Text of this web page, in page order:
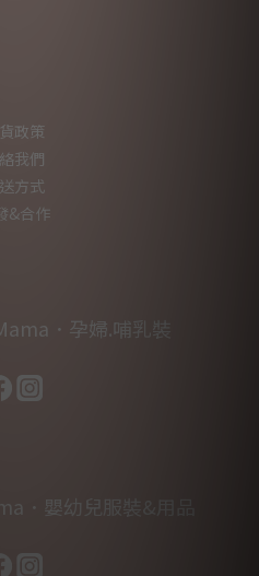
政策
我們
方式
&合作
．孕婦.哺乳裝
．嬰幼兒服裝&用品